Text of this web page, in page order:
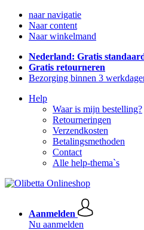
naar navigatie
Naar content
Naar winkelmand
Nederland: Gratis
Gratis retourneren
Bezorging binnen 3
Help
Waar is mijn bestelling?
Retourneringen
Verzendkosten
Betalingsmethoden
Contact
Alle help-thema`s
Aanmelden
Nu aanmelden